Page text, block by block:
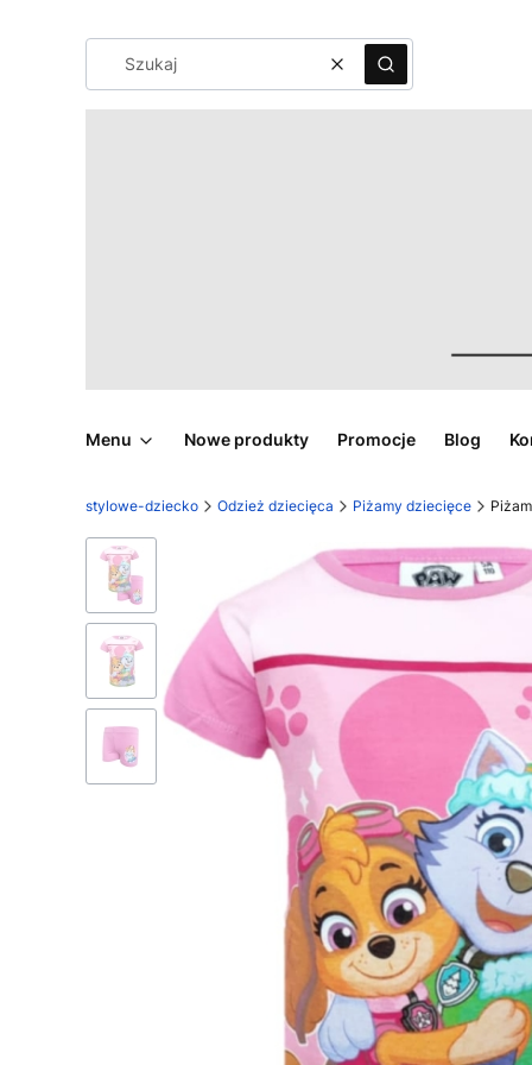
WyczyśćSzukaj
Menu Nowe produkty Promocje Blog
stylowe-dziecko Odzież dziecięca Piżamy dziecięce